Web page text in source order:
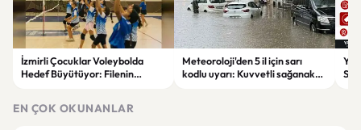
İzmirli Çocuklar Voleybolda
Hedef Büyütüyor: Filenin
Meteoroloji'den 5 il için sarı
kodlu uyarı: Kuvvetli sağanak
EN ÇOK OKUNANLAR